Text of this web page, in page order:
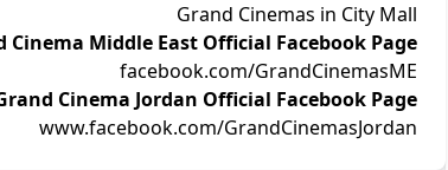
Grand Cinemas in City Mall
Cinema Middle East Official Facebook Page:
facebook.com/GrandCinemasME
Cinema Jordan Official Facebook Page:
www.facebook.com/GrandCinemasJordan